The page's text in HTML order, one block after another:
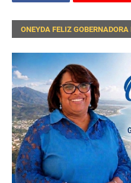
ONEYDA FELIZ